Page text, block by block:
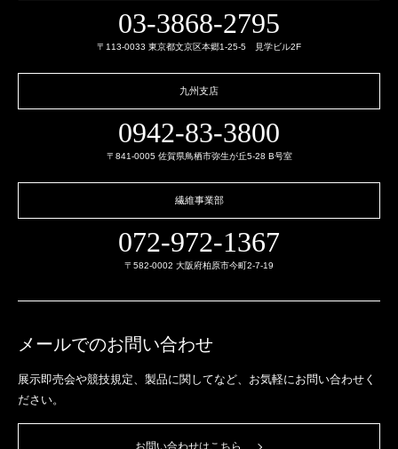
03-3868-2795
〒113-0033 東京都文京区本郷1-25-5 見学ビル2F
九州支店
0942-83-3800
〒841-0005 佐賀県鳥栖市弥生が丘5-28 B号室
繊維事業部
072-972-1367
〒582-0002 大阪府柏原市今町2-7-19
メールでのお問い合わせ
展示即売会や競技規定、製品に関してなど、 お気軽にお問い合わせく
ださい。